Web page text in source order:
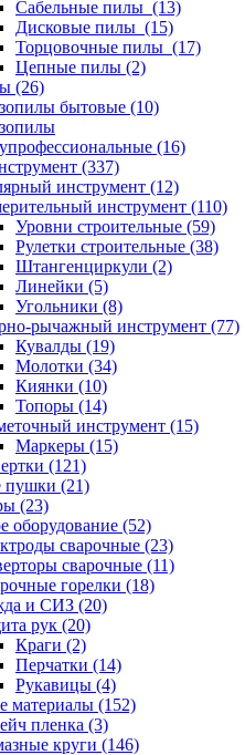
Сабельные пилы (13)
Дисковые пилы (15)
Торцовочные пилы (17)
Цепные пилы (2)
(26)
бытовые (10)
(16)
(337)
инструмент (12)
инструмент (110)
Уровни строительные (59)
Рулетки строительные (38)
Штангенциркули (2)
Линейки (5)
Угольники (8)
рычажный инструмент (77)
Кувалды (19)
Молотки (34)
Киянки (10)
Топоры (14)
инструмент (15)
Маркеры (15)
(121)
пушки (21)
(23)
оборудование (52)
сварочные (23)
сварочные (11)
горелки (18)
и СИЗ (20)
рук (20)
Краги (2)
Перчатки (14)
Рукавицы (4)
материалы (152)
пленка (3)
круги (146)